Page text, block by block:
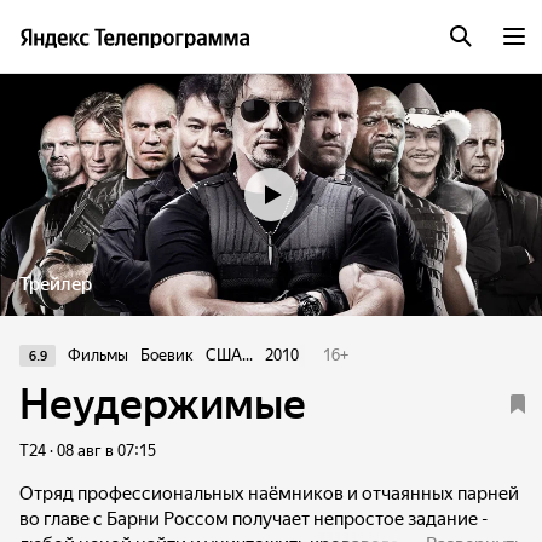
Трейлер
6.9 Фильмы Боевик США... 2010 16+
Неудержимые
Т24 · 08 авг в 07:15
Отряд профессиональных наёмников и отчаянных парней
во главе с Барни Россом получает непростое задание -